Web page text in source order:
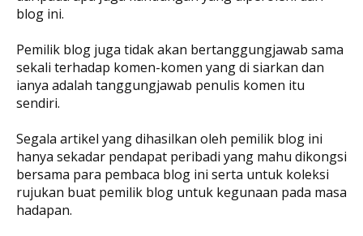
blog ini.
Pemilik blog juga tidak akan bertanggungjawab sama
sekali terhadap komen-komen yang di siarkan dan
ianya adalah tanggungjawab penulis komen itu
sendiri.
Segala artikel yang dihasilkan oleh pemilik blog ini
hanya sekadar pendapat peribadi yang mahu dikongsi
bersama para pembaca blog ini serta untuk koleksi
rujukan buat pemilik blog untuk kegunaan pada masa
hadapan.